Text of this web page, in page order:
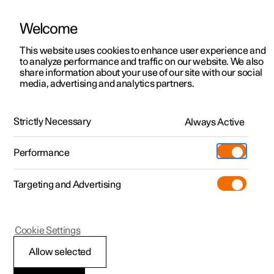
Polestar 2
Polestar 3
Polestar 4
Pre-owned
Kauppa
Lisää
Tutustu Polestar 2
Koeajo
Tutustu Polestar 3
Koeajo
Tutustu Polestar 4
Koeajo
Pre-owned edut
Kampanjat
Kampanjat
Yrityskampanjat
Toimitusvalmiit autot
Tilaa nyt
Pre-owned
Koeajo
Extras
(Avautuu uuteen ikkunaan)
Tapahtumat
Yritysautot
Sijainnit
Huoltopisteet
Omistajuus
Asiakaspalvelu
Tietoa Polestarista
Uutiset
10.09.2020
määritelmä
Olemme määritelleet sähköisen suorituskyvyn ja autojen
jälleenmyyntikokemuksen uudelleen. Nyt annamme
uuden määritelmän myös premiumille.
Welcome
This website uses cookies to enhance user experience and
to analyze performance and traffic on our website. We also
share information about your use of our site with our social
media, advertising and analytics partners.
Strictly Necessary Always Active
Performance
Targeting and Advertising
Allow selected
Cookie Settings